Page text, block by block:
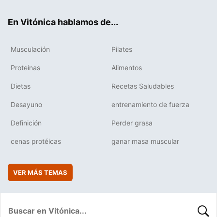
En Vitónica hablamos de...
Musculación Pilates
Proteínas Alimentos
Dietas Recetas Saludables
Desayuno entrenamiento de fuerza
Definición Perder grasa
cenas protéicas ganar masa muscular
VER MÁS TEMAS